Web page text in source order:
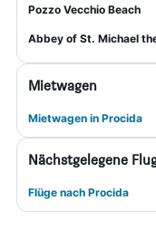
Pozzo Vecchio Beach
Abbey of St. Michael
Mietwagen
Mietwagen in Procida
Nächstgelegene
Flüge nach Procida